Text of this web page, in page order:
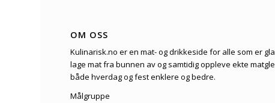
OM OSS
Kulinarisk.no er en mat- og drikkeside for alle som er
lage mat fra bunnen av og samtidig oppleve ekte
både hverdag og fest enklere og bedre.
Målgruppe